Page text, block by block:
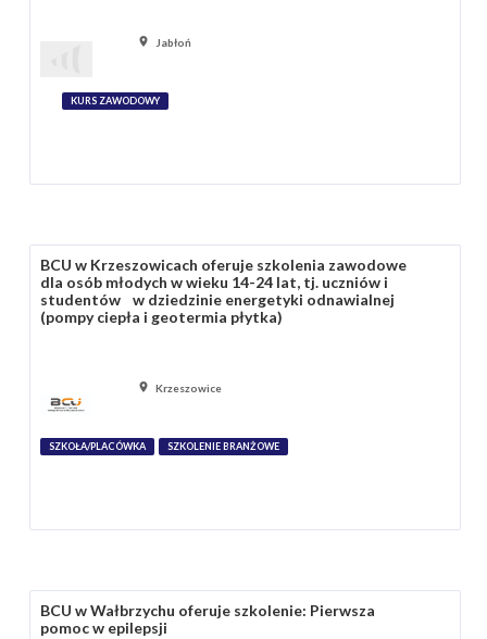
Jabłoń
KURS ZAWODOWY
BCU w Krzeszowicach oferuje szkolenia zawodowe
dla osób młodych w wieku 14-24 lat, tj. uczniów i
studentów w dziedzinie energetyki odnawialnej
(pompy ciepła i geotermia płytka)
Krzeszowice
SZKOŁA/PLACÓWKA SZKOLENIE BRANŻOWE
BCU w Wałbrzychu oferuje szkolenie: Pierwsza
pomoc w epilepsji